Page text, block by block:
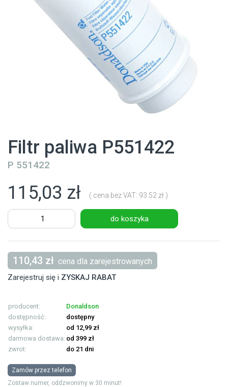
Filtr paliwa P551422
P 551422
115,03 zł ( cena bez VAT: 93.52 zł )
do koszyka
110,43 zł cena dla zarejestrowanych
Zarejestruj się i ZYSKAJ RABAT
producent:
Donaldson
dostępność:
dostępny
wysyłka:
od 12,99 zł
darmowa dostawa: od 399 zł
zwrot:
do 21 dni
Zamów przez telefon
Zostaw numer, oddzwonimy w 30 minut!